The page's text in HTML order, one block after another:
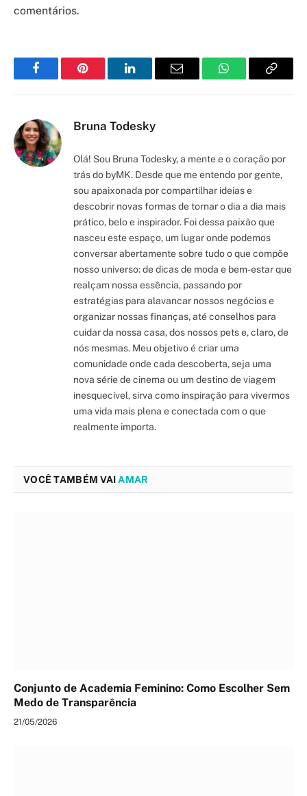
comentários.
FacebookPinterest LinkedInEmail WhatsAppCopy
Bruna Todesky
Olá! Sou Bruna Todesky, a mente e o coração por
trás do byMK. Desde que me entendo por gente,
sou apaixonada por compartilhar ideias e
descobrir novas formas de tornar o dia a dia mais
prático, belo e inspirador. Foi dessa paixão que
nasceu este espaço, um lugar onde podemos
conversar abertamente sobre tudo o que compõe
nosso universo: de dicas de moda e bem-estar que
realçam nossa essência, passando por
estratégias para alavancar nossos negócios e
organizar nossas finanças, até conselhos para
cuidar da nossa casa, dos nossos pets e, claro, de
nós mesmas. Meu objetivo é criar uma
comunidade onde cada descoberta, seja uma
nova série de cinema ou um destino de viagem
inesquecível, sirva como inspiração para vivermos
uma vida mais plena e conectada com o que
realmente importa.
VOCÊ TAMBÉM VAIAMAR
Conjunto de Academia Feminino: Como Escolher Sem
Medo de Transparência
21/05/2026